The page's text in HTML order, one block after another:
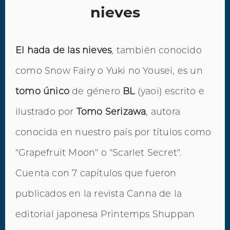
nieves
El hada de las nieves, también conocido
como Snow Fairy o Yuki no Yousei, es un
tomo único de género BL(yaoi) escrito e
ilustrado por Tomo Serizawa, autora
conocida en nuestro país por títulos como
"Grapefruit Moon" o "Scarlet Secret".
Cuenta con 7 capítulos que fueron
publicados en la revista Canna de la
editorial japonesa Printemps Shuppan